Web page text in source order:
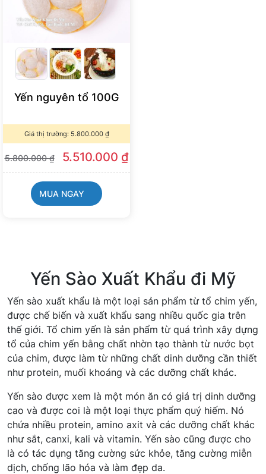
Yến nguyên tổ 100G
Giá thị trường: 5.800.000 ₫
5.800.000₫ 5.510.000 ₫
MUA NGAY
Yến Sào Xuất Khẩu đi Mỹ
Yến sào xuất khẩu là một loại sản phẩm từ tổ chim yến,
được chế biến và xuất khẩu sang nhiều quốc gia trên
thế giới. Tổ chim yến là sản phẩm từ quá trình xây dựng
tổ của chim yến bằng chất nhờn tạo thành từ nước bọt
của chim, được làm từ những chất dinh dưỡng cần thiết
như protein, muối khoáng và các dưỡng chất khác.
Yến sào được xem là một món ăn có giá trị dinh dưỡng
cao và được coi là một loại thực phẩm quý hiếm. Nó
chứa nhiều protein, amino axit và các dưỡng chất khác
như sắt, canxi, kali và vitamin. Yến sào cũng được cho
là có tác dụng tăng cường sức khỏe, tăng cường miễn
dịch, chống lão hóa và làm đẹp da.